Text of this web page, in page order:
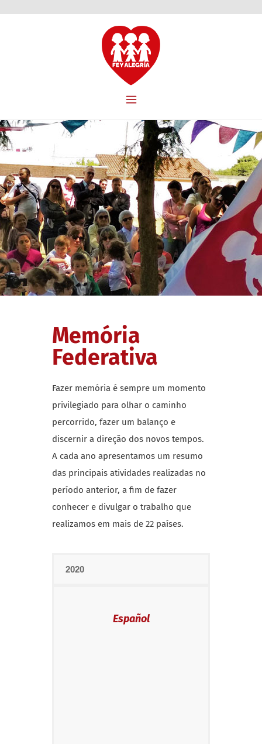
Memória
Federativa
Fazer memória é sempre um momento
privilegiado para olhar o caminho
percorrido, fazer um balanço e
discernir a direção dos novos tempos.
A cada ano apresentamos um resumo
das principais atividades realizadas no
período anterior, a fim de fazer
conhecer e divulgar o trabalho que
realizamos em mais de 22 países.
2020
Español